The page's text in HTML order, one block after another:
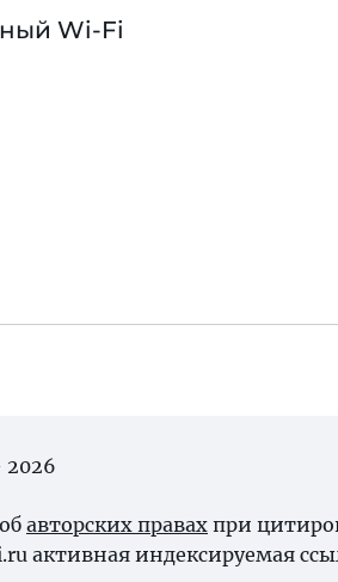
Wi-Fi
2026
авторских правах при
активная индексируемая